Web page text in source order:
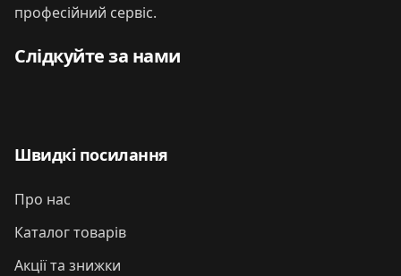
професійний сервіс.
Слідкуйте за нами
Швидкі посилання
Про нас
Каталог товарів
Акції та знижки